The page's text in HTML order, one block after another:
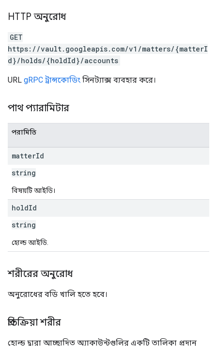
HTTP অনুরোধ
GET
https://vault.googleapis.com/v1/matters/{matterI
d}/holds/{holdId}/accounts
URL gRPC ট্রান্সকোডিং সিনট্যাক্স ব্যবহার করে।
পাথ প্যারামিটার
পরামিতি
matterId
string
বিষয়টি আইডি।
holdId
string
হোল্ড আইডি.
শরীরের অনুরোধ
অনুরোধের বডি খালি হতে হবে।
প্রতিক্রিয়া শরীর
হোল্ড দ্বারা আচ্ছাদিত অ্যাকাউন্টগুলির একটি তালিকা প্রদান